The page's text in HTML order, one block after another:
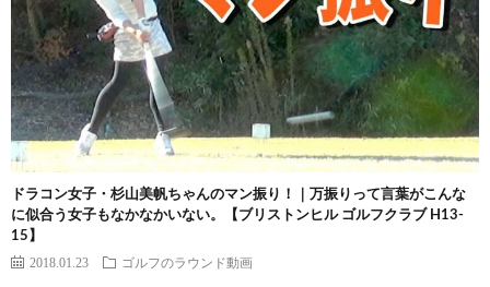
ドラコン女子・杉山美帆ちゃんのマン振り！｜万振りって言葉がこんな
に似合う女子もなかなかいない。【ブリストンヒル ゴルフクラブ H13-
15】
2018.01.23 ゴルフのラウンド動画